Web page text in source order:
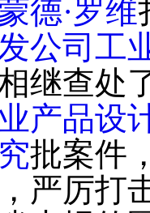
德·罗维
公司工
继查处
产品设
批案件
严厉打